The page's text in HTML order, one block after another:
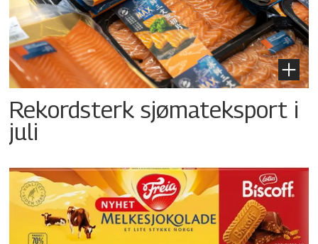
Rekordsterk sjømateksport i
juli